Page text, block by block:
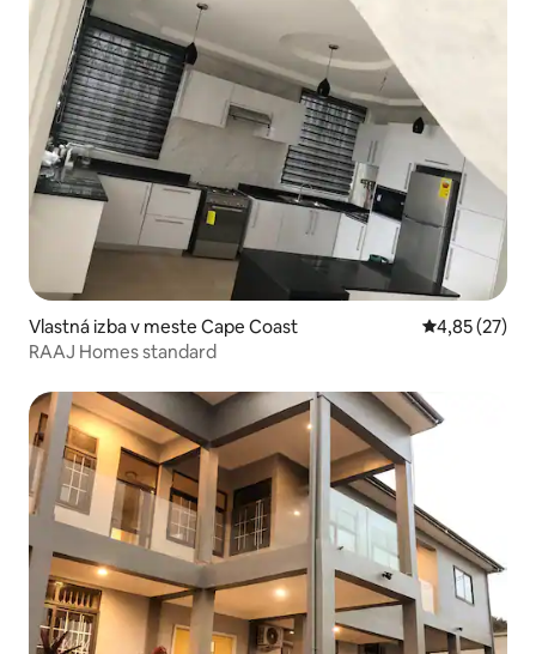
Vlastná izba v meste Cape Coast Priemerné
4,85 (27)
RAAJ Homes standard